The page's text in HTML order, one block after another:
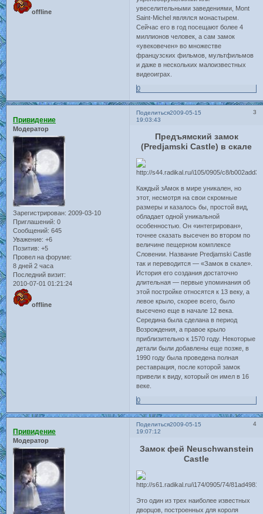
offline
увеселительными заведениями, Mont
Saint-Michel являлся монастырем.
Сейчас его в год посещают более 4
миллионов человек, а сам замок
«увековечен» во множестве
французских фильмов, мультфильмов
и даже в нескольких малоизвестных
видеоиграх.
0
Поделиться 3
2009-05-15
19:03:43
Привидение
Модератор
Зарегистрирован: 2009-03-10
Приглашений: 0
Сообщений: 645
Уважение: +6
Позитив: +5
Провел на форуме:
8 дней 2 часа
Последний визит:
2010-07-01 01:21:24
offline
Предъямский замок
(Predjamski Castle) в скале
Каждый зАмок в мире уникален, но
этот, несмотря на свои скромные
размеры и казалось бы, простой вид,
обладает одной уникальной
особенностью. Он «интегрирован»,
точнее сказать высечен во втором по
величине пещерном комплексе
Словении. Название Predjamski Castle
так и переводится — «Замок в скале».
История его создания достаточно
длительная — первые упоминания об
этой постройке относятся к 13 веку, а
левое крыло, скорее всего, было
высечено еще в начале 12 века.
Середина была сделана в период
Возрождения, а правое крыло
приблизительно к 1570 году. Некоторые
детали были добавлены еще позже, в
1990 году была проведена полная
реставрация, после которой замок
привели к виду, который он имел в 16
веке.
0
Поделиться 4
2009-05-15
19:07:12
Привидение
Модератор
Замок фей Neuschwanstein
Castle
Это один из трех наиболее известных
дворцов, построенных для короля